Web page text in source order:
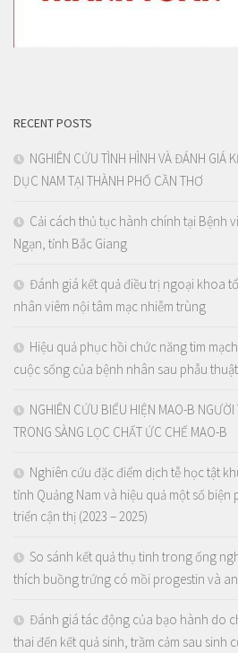
RECENT POSTS
NGHIÊN CỨU TÌNH HÌNH VÀ ĐÁNH GIÁ
DỤC NAM TẠI THÀNH PHỐ CẦN THƠ
Cải cách thủ tục hành chính tại Bệnh
Ngạn, tỉnh Bắc Giang
Đánh giá kết quả điều trị ngoại khoa
nhân viêm nội tâm mạc nhiễm trùng
Hiệu quả phục hồi chức năng tim
cuộc sống của bệnh nhân sau phẫu
NGHIÊN CỨU BIỂU HIỆN MAO-B
TRONG SÀNG LỌC CHẤT ỨC CHẾ MAO-B
Nghiên cứu đặc điểm dịch tễ học tật
tỉnh Quảng Nam và hiệu quả một số biện
triển cận thị (2023 – 2025)
So sánh kết quả thụ tinh trong ống
thích buồng trứng có mồi progestin và
Đánh giá tác động của bạo hành do
thai đến kết quả sinh, trầm cảm sau sinh